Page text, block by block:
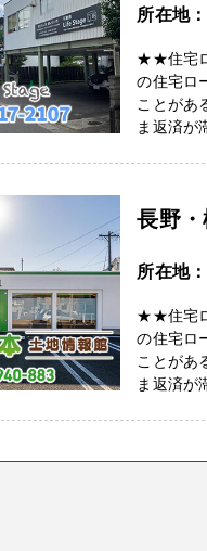
所在地
★★住宅
の住宅ロ
ことがあ
ま返済が
長野
所在地
★★住宅
の住宅ロ
ことがあ
ま返済が